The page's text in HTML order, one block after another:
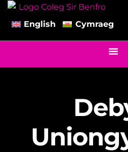
English Cymraeg